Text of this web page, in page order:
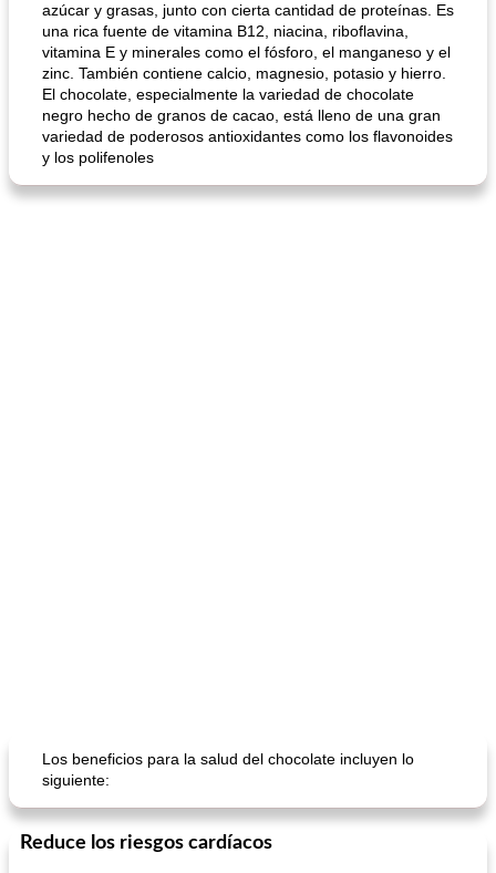
sopa de lentejas negras del chef john Bollos de frutas secas bajas en grasa
azúcar y grasas, junto con cierta cantidad de proteínas. Es
una rica fuente de vitamina B12, niacina, riboflavina,
vitamina E y minerales como el fósforo, el manganeso y el
zinc. También contiene calcio, magnesio, potasio y hierro.
El chocolate, especialmente la variedad de chocolate
negro hecho de granos de cacao, está lleno de una gran
variedad de poderosos antioxidantes como los flavonoides
y los polifenoles
Los beneficios para la salud del chocolate incluyen lo
siguiente:
Reduce los riesgos cardíacos